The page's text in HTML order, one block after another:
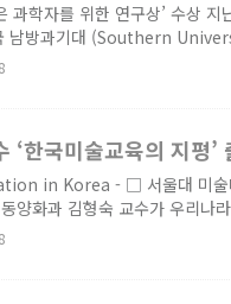
과학자를 위한 연구상’ 수
남방과기대 (Southern
‘한국미술교육의 지평’
in Korea - □ 서울대 미술대
양화과 김형숙 교수가 우리나